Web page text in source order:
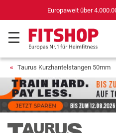
für Sportgeräte (n-
Taurus Kurzhantelstangen 50mm